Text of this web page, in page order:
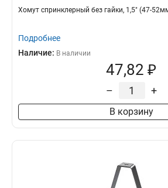
Хомут спринклерный без гайки, 1,5" (47-
Подробнее
Наличие: В наличии
47,82 ₽
– +
В корзину